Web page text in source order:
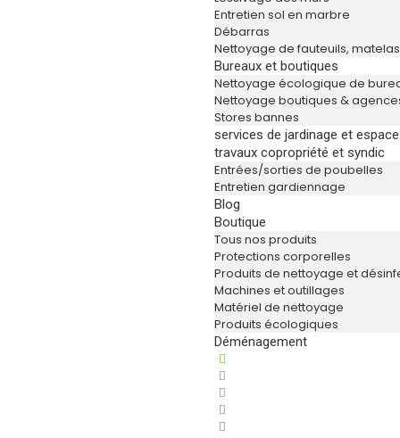
Entretien sol en marbre
Débarras
Nettoyage de fauteuils,
Bureaux et boutiques
Nettoyage écologique de
Nettoyage boutiques &
Stores bannes
services de jardinage et
travaux copropriété et syndic
Entrées/sorties de poubelles
Entretien gardiennage
Blog
Boutique
Tous nos produits
Protections corporelles
Produits de nettoyage et
Machines et outillages
Matériel de nettoyage
Produits écologiques
Déménagement